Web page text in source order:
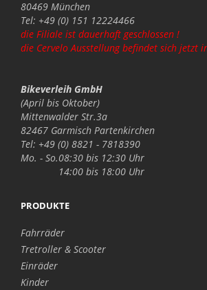
80469 München
Tel: +49 (0) 151 12224466
die Filiale ist dauerhaft geschlossen !
die Cervelo Ausstellung befindet sich jetzt
Bikeverleih GmbH
(April bis Oktober)
Mittenwalder Str.3a
82467 Garmisch Partenkirchen
Tel: +49 (0) 8821 - 7818390
Mo. - So.08:30 bis 12:30 Uhr
14:00 bis 18:00 Uhr
PRODUKTE
Fahrräder
Tretroller & Scooter
Einräder
Kinder